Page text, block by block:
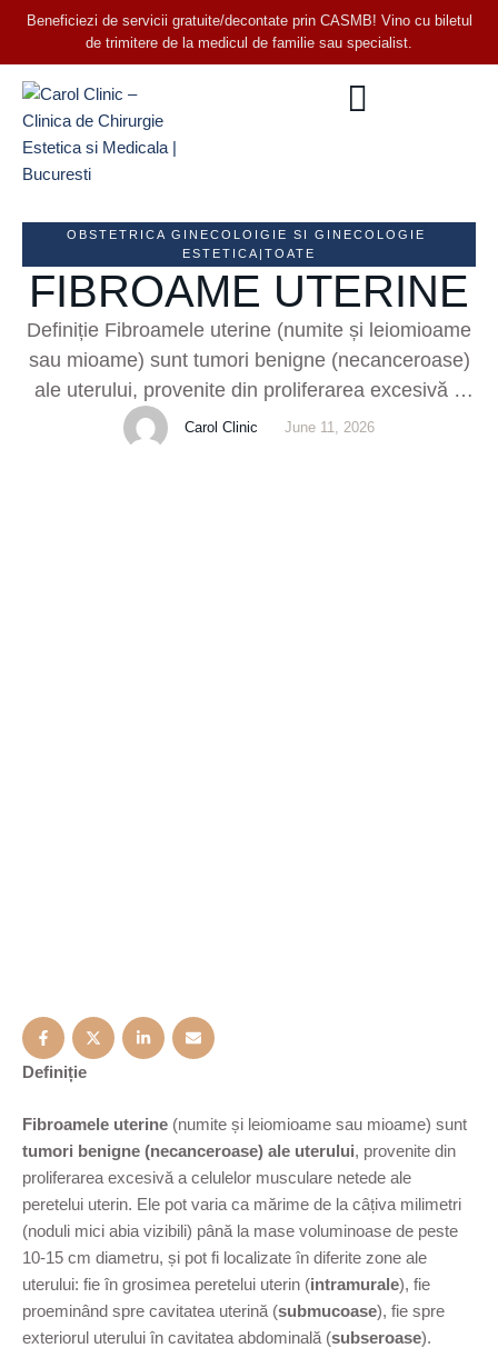
Beneficiezi de servicii gratuite/decontate prin CASMB! Vino cu biletul
de trimitere de la medicul de familie sau specialist.
OBSTETRICA GINECOLOIGIE SI GINECOLOGIE
ESTETICA|TOATE
FIBROAME UTERINE
Definiție Fibroamele uterine (numite și leiomioame
sau mioame) sunt tumori benigne (necanceroase)
ale uterului, provenite din proliferarea excesivă a
celulelor musculare netede ale peretelui uterin. Ele
pot varia ca mărime de la câțiva milimetri (noduli
Carol Clinic June 11, 2026
Definiție
Fibroamele uterine (numite și leiomioame sau mioame) sunt
tumori benigne (necanceroase) ale uterului, provenite din
proliferarea excesivă a celulelor musculare netede ale
peretelui uterin. Ele pot varia ca mărime de la câțiva milimetri
(noduli mici abia vizibili) până la mase voluminoase de peste
10-15 cm diametru, și pot fi localizate în diferite zone ale
uterului: fie în grosimea peretelui uterin (intramurale), fie
proeminând spre cavitatea uterină (submucoase), fie spre
exteriorul uterului în cavitatea abdominală (subseroase).